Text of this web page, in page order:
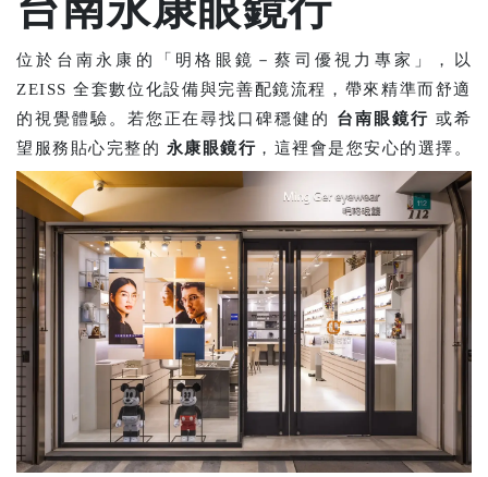
位於台南永康的「明格眼鏡－蔡司優視力專家」，以
ZEISS 全套數位化設備與完善配鏡流程，帶來精準而舒適
的視覺體驗。若您正在尋找口碑穩健的 台南眼鏡行 或希
望服務貼心完整的 永康眼鏡行 ，這裡會是您安心的選擇。